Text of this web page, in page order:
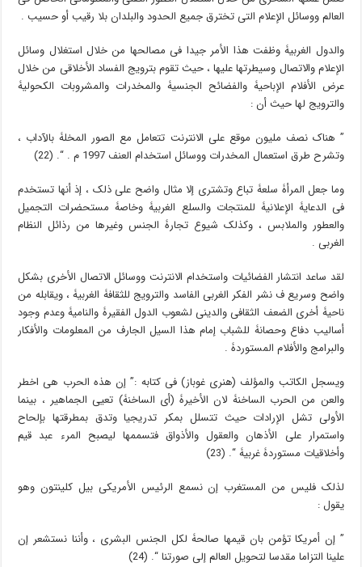
العالم ووسائل الإعلام التی تخترق جمیع الحدود والبلدان بلا رقیب أو حسیب .
والدول الغربیۀ وظفت هذا الأمر جیدا فی مصالحها من خلال استغلال وسائل
الإعلام والاتصال وسیطرتها علیها ، حیث تقوم بترویج الفساد الأخلاقی من خلال
عرض الأفلام الإباحیۀ والفضائح الجنسیۀ والمخدرات والمشروبات الکحولیۀ
والترویج لها حیث أن :
” هناک نصف ملیون موقع على الانترنت تتعامل مع الصور المخلۀ بالآداب ،
وتشرح طرق استعمال المخدرات ووسائل استخدام العنف 1997 م . “. (22)
وما جعل المرأۀ سلعۀ تباع وتشترى إلا مثال واضح على ذلک ، إذ أنها تستخدم
فی الدعایۀ الإعلانیۀ للمنتجات والسلع الغربیۀ وخاصۀ مستحضرات التجمیل
والعطور والملابس ، وکذلک شیوع تجارۀ الجنس وغیرها من رذائل النظام
الغربی .
لقد ساعد انتشار الفضائیات واستخدام الانترنت ووسائل الاتصال الأخرى بشکل
واضح وسریع ف نشر الفکر الغربی الفاسد والترویج للثقافۀ الغربیۀ ، ویقابله من
ناحیۀ أخرى الضعف الثقافی والدینی لشعوب الدول الفقیرۀ والنامیۀ وعدم وجود
أسالیب دفاع وحصانۀ للشباب إمام هذا السیل الجارف من المعلومات والأفکار
والبرامج والأفلام المستوردۀ .
ویسجل الکاتب والمؤلف (هنری غوباز) فی کتابه :” إن هذه الحرب هی اخطر
والعن من الحرب الساخنۀ لان الأخیرۀ (أی الساخنۀ) تعیی الجماهیر ، بینما
الأولى تشل الإرادات حیث تتسلل بمکر تدریجیا وتدق بمطرقتها بإلحاح
واستمرار على الأذهان والعقول والأذواق فتسممها لیصبح المرء عبد قیم
وأخلاقیات مستوردۀ غربیۀ “. (23)
لذلک فلیس من المستغرب إن نسمع الرئیس الأمریکی بیل کلینتون وهو
یقول :
” إن أمریکا تؤمن بان قیمها صالحۀ لکل الجنس البشری ، وأننا نستشعر إن
علینا التزاما مقدسا لتحویل العالم إلى صورتنا “. (24)